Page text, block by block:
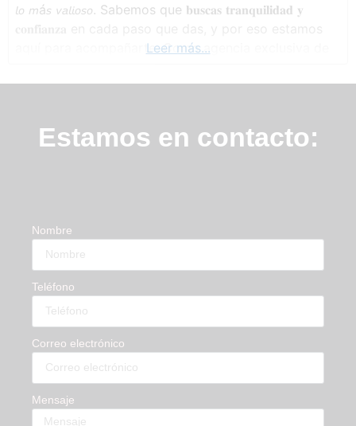
𝘭𝘰 𝘮á𝘴 𝘷𝘢𝘭𝘪𝘰𝘴𝘰. Sabemos que 𝐛𝐮𝐬𝐜𝐚𝐬 𝐭𝐫𝐚𝐧𝐪𝐮𝐢𝐥𝐢𝐝𝐚𝐝 𝐲
aquí para acompañarte. Como agencia exclusiva de
España, te ofrecemos no solo protección
Leer más...
Estamos en contacto:
Nombre
Teléfono
Correo electrónico
Mensaje